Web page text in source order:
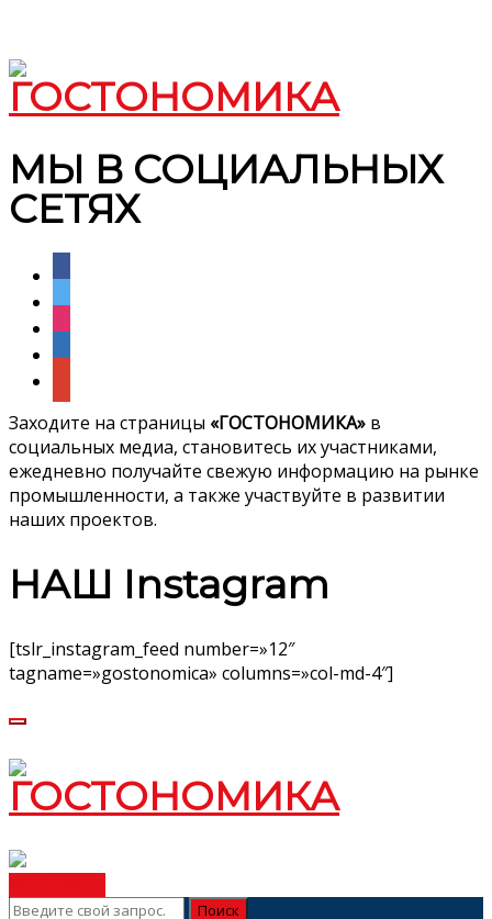
МЫ В СОЦИАЛЬНЫХ
СЕТЯХ
Заходите на страницы «ГОСТОНОМИКА» в
социальных медиа, становитесь их участниками,
ежедневно получайте свежую информацию на рынке
промышленности, а также участвуйте в развитии
наших проектов.
НАШ Instagram
[tslr_instagram_feed number=»12″
tagname=»gostonomica» columns=»col-md-4″]